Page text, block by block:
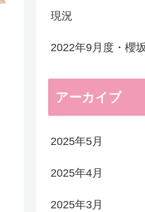
現況
2022年9月度・櫻
アーカイブ
2025年5月
2025年4月
2025年3月